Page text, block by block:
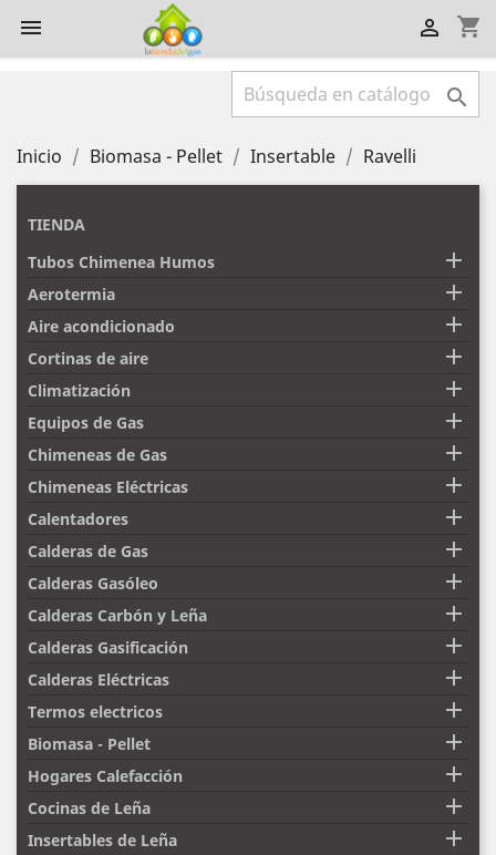
 shopping_cart


Inicio Biomasa - Pellet Insertable Ravelli
TIENDA
Tubos Chimenea Humos

Aerotermia 
Aire acondicionado 
Cortinas de aire 
Climatización 
Equipos de Gas 
Chimeneas de Gas 
Chimeneas Eléctricas 
Calentadores 
Calderas de Gas 
Calderas Gasóleo 
Calderas Carbón y Leña 
Calderas Gasificación 
Calderas Eléctricas 
Termos electricos 
Biomasa - Pellet 
Hogares Calefacción 
Cocinas de Leña 
Insertables de Leña 